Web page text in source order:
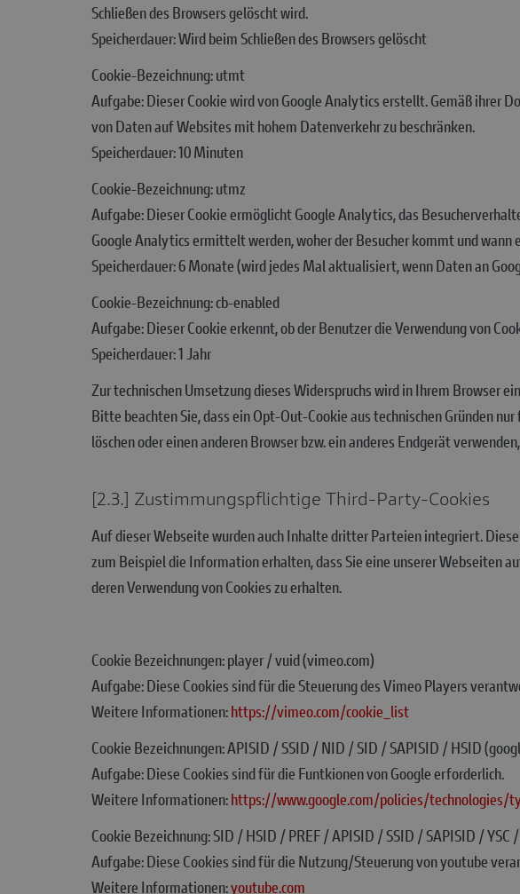
Schließen des Browsers gelöscht wird.
Speicherdauer: Wird beim Schließen des Browsers gelöscht
Cookie-Bezeichnung: utmt
Aufgabe: Dieser Cookie wird von Google Analytics erstellt. Gemäß ihrer
von Daten auf Websites mit hohem Datenverkehr zu beschränken.
Speicherdauer: 10 Minuten
Cookie-Bezeichnung: utmz
Aufgabe: Dieser Cookie ermöglicht Google Analytics, das
Google Analytics ermittelt werden, woher der Besucher kommt und wann
Speicherdauer: 6 Monate (wird jedes Mal aktualisiert, wenn Daten an
Cookie-Bezeichnung: cb-enabled
Aufgabe: Dieser Cookie erkennt, ob der Benutzer die Verwendung von
Speicherdauer: 1 Jahr
Zur technischen Umsetzung dieses Widerspruchs wird in Ihrem Browser
Bitte beachten Sie, dass ein Opt-Out-Cookie aus technischen Gründen
löschen oder einen anderen Browser bzw. ein anderes Endgerät
[2.3.] Zustimmungspflichtige Third-Party-Cookies
Auf dieser Webseite wurden auch Inhalte dritter Parteien integriert.
zum Beispiel die Information erhalten, dass Sie eine unserer Webseiten
deren Verwendung von Cookies zu erhalten.
Cookie Bezeichnungen: player / vuid (vimeo.com)
Aufgabe: Diese Cookies sind für die Steuerung des Vimeo Players
Weitere Informationen:https://vimeo.com/cookie_list
Cookie Bezeichnungen: APISID / SSID / NID / SID / SAPISID / HSID
Aufgabe: Diese Cookies sind für die Funtkionen von Google erforderlich.
Weitere Informationen:https://www.google.com/policies/technologies/
Cookie Bezeichnung: SID / HSID / PREF / APISID / SSID / SAPISID /
Aufgabe: Diese Cookies sind für die Nutzung/Steuerung von youtube
Weitere Informationen:youtube.com